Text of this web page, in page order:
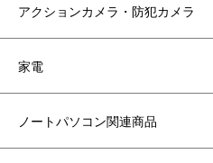
アクションカメラ・防犯カメラ
家電
ノートパソコン関連商品